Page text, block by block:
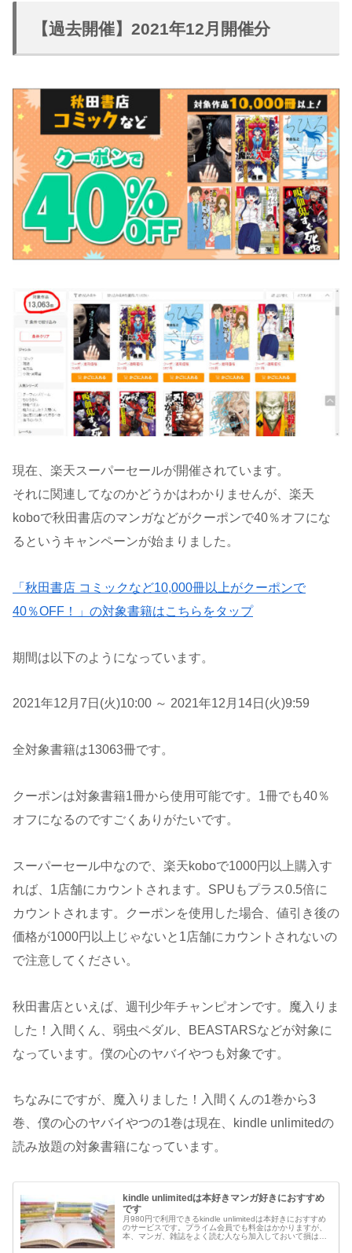
【過去開催】2021年12月開催分
現在、楽天スーパーセールが開催されています。
それに関連してなのかどうかはわかりませんが、楽天
koboで秋田書店のマンガなどがクーポンで40％オフにな
るというキャンペーンが始まりました。
「秋田書店 コミックなど10,000冊以上がクーポンで
40％OFF！」の対象書籍はこちらをタップ
期間は以下のようになっています。
2021年12月7日(火)10:00 ～ 2021年12月14日(火)9:59
全対象書籍は13063冊です。
クーポンは対象書籍1冊から使用可能です。1冊でも40％
オフになるのですごくありがたいです。
スーパーセール中なので、楽天koboで1000円以上購入す
れば、1店舗にカウントされます。SPUもプラス0.5倍に
カウントされます。クーポンを使用した場合、値引き後の
価格が1000円以上じゃないと1店舗にカウントされないの
で注意してください。
秋田書店といえば、週刊少年チャンピオンです。魔入りま
した！入間くん、弱虫ペダル、BEASTARSなどが対象に
なっています。僕の心のヤバイやつも対象です。
ちなみにですが、魔入りました！入間くんの1巻から3
巻、僕の心のヤバイやつの1巻は現在、kindle unlimitedの
読み放題の対象書籍になっています。
kindle unlimitedは本好きマンガ好きにおすすめ
です
月980円で利用できるkindle unlimitedは本好きにおすすめ
のサービスです。プライム会員でも料金はかかりますが、
本、マンガ、雑誌をよく読む人なら加入しておいて損はな